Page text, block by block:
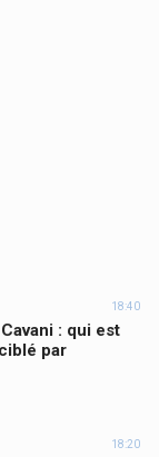
18:40
: qui est
par
18:20